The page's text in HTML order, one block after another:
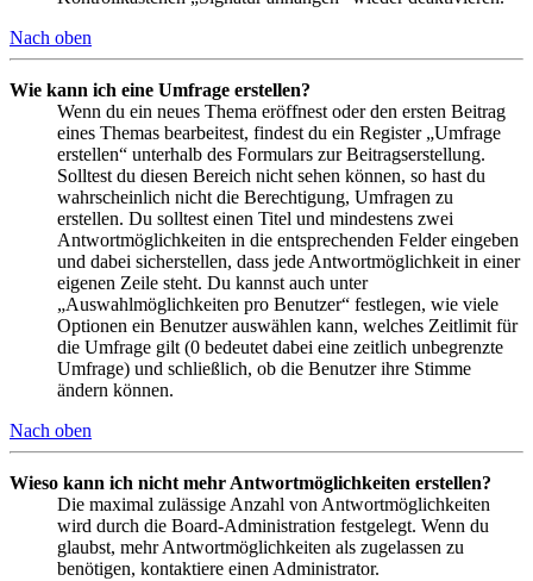
Nach oben
Wie kann ich eine Umfrage erstellen?
Wenn du ein neues Thema eröffnest oder den ersten Beitrag
eines Themas bearbeitest, findest du ein Register „Umfrage
erstellen“ unterhalb des Formulars zur Beitragserstellung.
Solltest du diesen Bereich nicht sehen können, so hast du
wahrscheinlich nicht die Berechtigung, Umfragen zu
erstellen. Du solltest einen Titel und mindestens zwei
Antwortmöglichkeiten in die entsprechenden Felder eingeben
und dabei sicherstellen, dass jede Antwortmöglichkeit in einer
eigenen Zeile steht. Du kannst auch unter
„Auswahlmöglichkeiten pro Benutzer“ festlegen, wie viele
Optionen ein Benutzer auswählen kann, welches Zeitlimit für
die Umfrage gilt (0 bedeutet dabei eine zeitlich unbegrenzte
Umfrage) und schließlich, ob die Benutzer ihre Stimme
ändern können.
Nach oben
Wieso kann ich nicht mehr Antwortmöglichkeiten erstellen?
Die maximal zulässige Anzahl von Antwortmöglichkeiten
wird durch die Board-Administration festgelegt. Wenn du
glaubst, mehr Antwortmöglichkeiten als zugelassen zu
benötigen, kontaktiere einen Administrator.